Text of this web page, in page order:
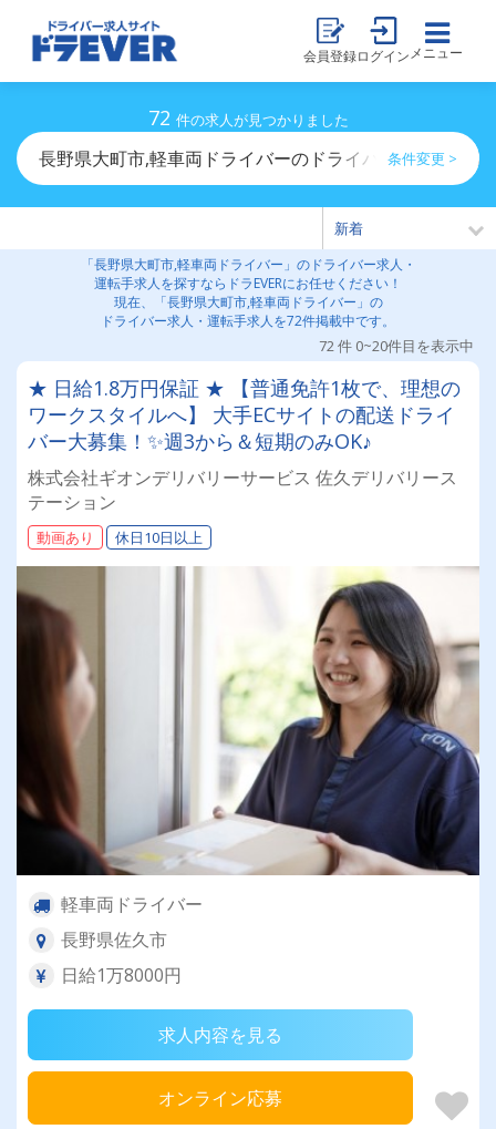
会員登録ログイン メニュー
72 件の求人が見つかりました
長野県大町市,軽車両ドライバーのドライバー求人・運転
条件変更 >
「長野県大町市,軽車両ドライバー」のドライバー求人・
運転手求人を探すならドラEVERにお任せください！
現在、「長野県大町市,軽車両ドライバー」の
ドライバー求人・運転手求人を72件掲載中です。
72 件 0~20件目を表示中
★ 日給1.8万円保証 ★ 【普通免許1枚で、理想の
ワークスタイルへ】 大手ECサイトの配送ドライ
バー大募集！✨週3から＆短期のみOK♪
株式会社ギオンデリバリーサービス 佐久デリバリース
テーション
動画あり 休日10日以上
軽車両ドライバー
長野県佐久市
日給1万8000円
求人内容を見る
オンライン応募